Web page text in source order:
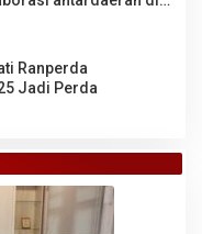
Ranperda
Jadi Perda